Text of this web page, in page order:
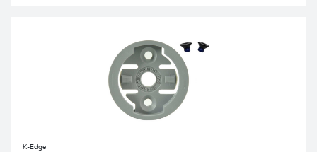
K-Edge